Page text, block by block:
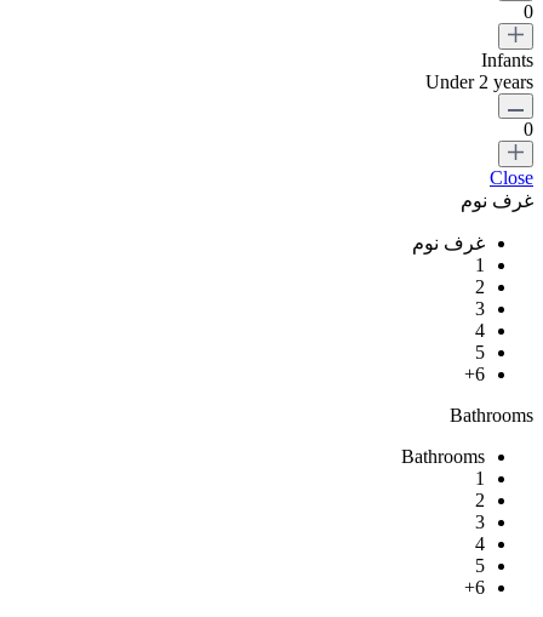
0
Infants
Under 2 years
0
Close
غرف نوم
غرف نوم
1
2
3
4
5
6+
Bathrooms
Bathrooms
1
2
3
4
5
6+